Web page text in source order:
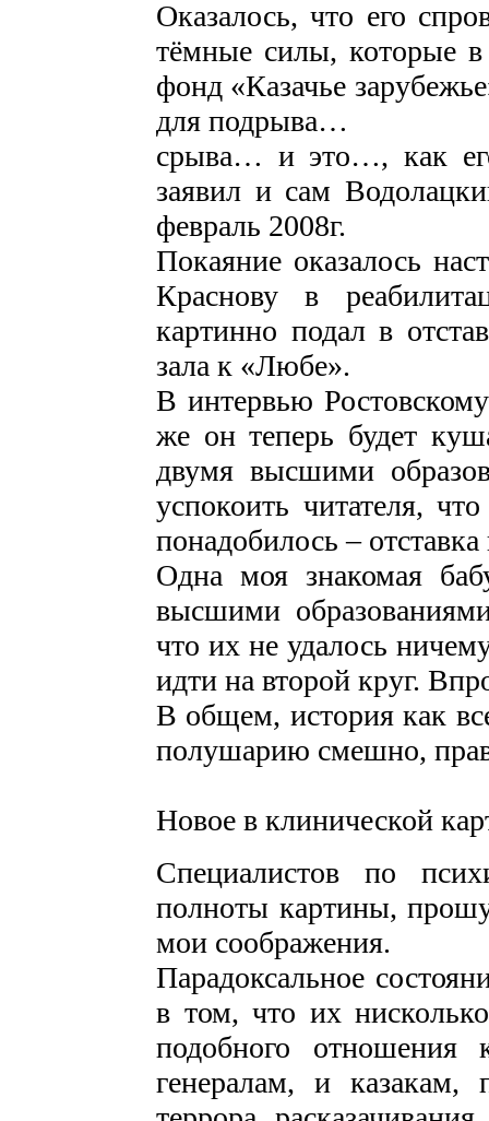
Оказалось, что его
тёмные силы, которые в
фонд «Казачье
для подрыва…
срыва… и это…, как
заявил и сам
февраль 2008г.
Покаяние оказалось
Краснову в
картинно подал в
зала к «Любе».
В интервью
же он теперь будет
двумя высшими
успокоить читателя,
понадобилось –
Одна моя знакомая
высшими
что их не удалось
идти на второй круг.
В общем, история как
полушарию смешно,
Новое в клинической
Специалистов по
полноты картины,
мои соображения.
Парадоксальное
в том, что их
подобного
генералам, и казакам,